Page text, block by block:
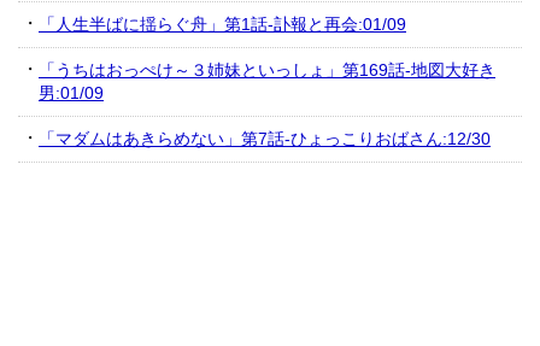
「人生半ばに揺らぐ舟」第1話-訃報と再会:01/09
「うちはおっぺけ～３姉妹といっしょ」第169話-地図大好き
男:01/09
「マダムはあきらめない」第7話-ひょっこりおばさん:12/30